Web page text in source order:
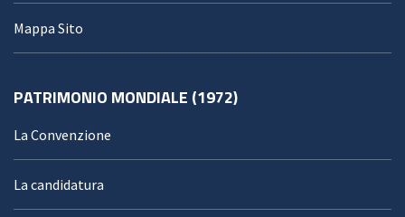
Mappa Sito
PATRIMONIO MONDIALE (1972)
La Convenzione
La candidatura